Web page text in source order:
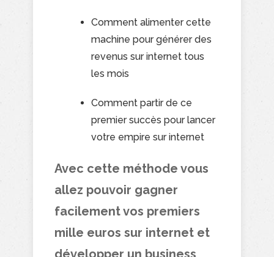
Comment alimenter cette
machine pour générer des
revenus sur internet tous
les mois
Comment partir de ce
premier succès pour lancer
votre empire sur internet
Avec cette méthode vous
allez pouvoir gagner
facilement vos premiers
mille euros sur internet et